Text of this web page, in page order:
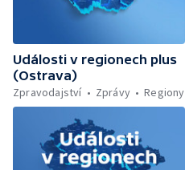
Události v regionech plus
(Ostrava)
Zpravodajství
Zprávy Regiony